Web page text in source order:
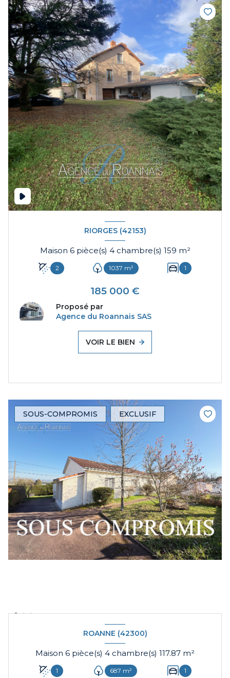
RIORGES (42153)
Maison 6 pièce(s) 4 chambre(s) 159 m²
2 1037 m² 1
185 000 €
Proposé par
Agence du Roannais SAS
VOIR LE BIEN
SOUS-COMPROMIS EXCLUSIF
ROANNE (42300)
Maison 6 pièce(s) 4 chambre(s) 117.87 m²
1 687 m² 1